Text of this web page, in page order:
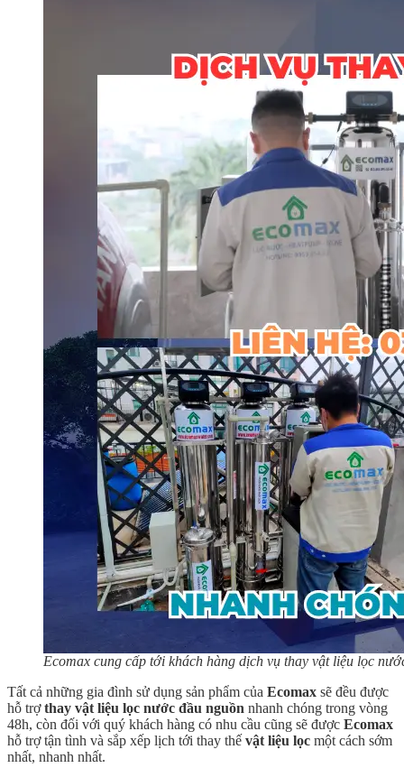
Ecomax cung cấp tới khách hàng dịch vụ thay vật liệu lọc
Tất cả những gia đình sử dụng sản phẩm của Ecomax sẽ đều được
hỗ trợthay vật liệu lọc nước đầu nguồn nhanh chóng trong vòng
48h, còn đối với quý khách hàng có nhu cầu cũng sẽ được Ecomax
hỗ trợ tận tình và sắp xếp lịch tới thay thế vật liệu lọc một cách sớm
nhất, nhanh nhất.